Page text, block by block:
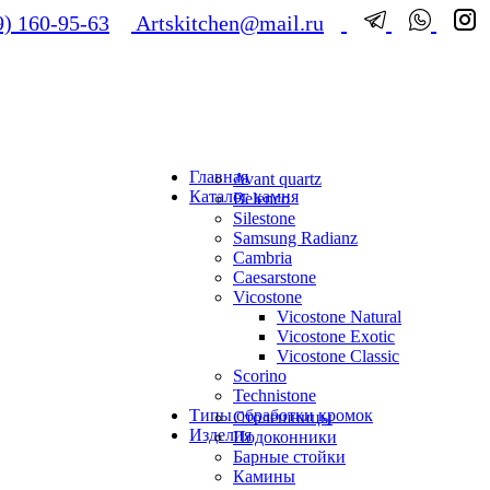
160-95-63 Artskitchen@mail.ru
Главная
Каталог камня
Avant quartz
Belenco
Silestone
Samsung Radianz
Сambria
Сaesarstone
Vicostone
Vicostone Natural
Vicostone Exotic
Vicostone Classic
Scorino
Technistone
Типы обработки кромок
Изделия
Столешницы
Подоконники
Барные стойки
Камины